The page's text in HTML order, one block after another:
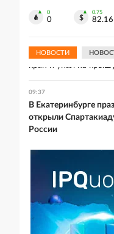
0
0
0.75
82.16
НОВОСТИ
убийстве кандидата
В Уфе дрон врезался
кран и упал на
09:37
В Екатеринбурге
открыли
России